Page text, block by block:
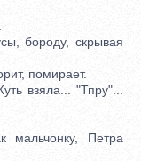
бороду, скрывая
помирает.
взяла... "Тпру"...
Петра